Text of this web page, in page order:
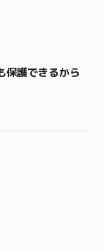
保護できるから